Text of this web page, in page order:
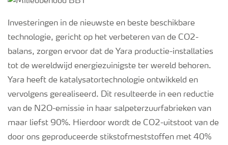
Investeringen in de nieuwste en beste beschikbare
technologie, gericht op het verbeteren van de CO2-
balans, zorgen ervoor dat de Yara productie-installaties
tot de wereldwijd energiezuinigste ter wereld behoren.
Yara heeft de katalysatortechnologie ontwikkeld en
vervolgens gerealiseerd. Dit resulteerde in een reductie
van de N2O-emissie in haar salpeterzuurfabrieken van
maar liefst 90%. Hierdoor wordt de CO2-uitstoot van de
door ons geproduceerde stikstofmeststoffen met 40%